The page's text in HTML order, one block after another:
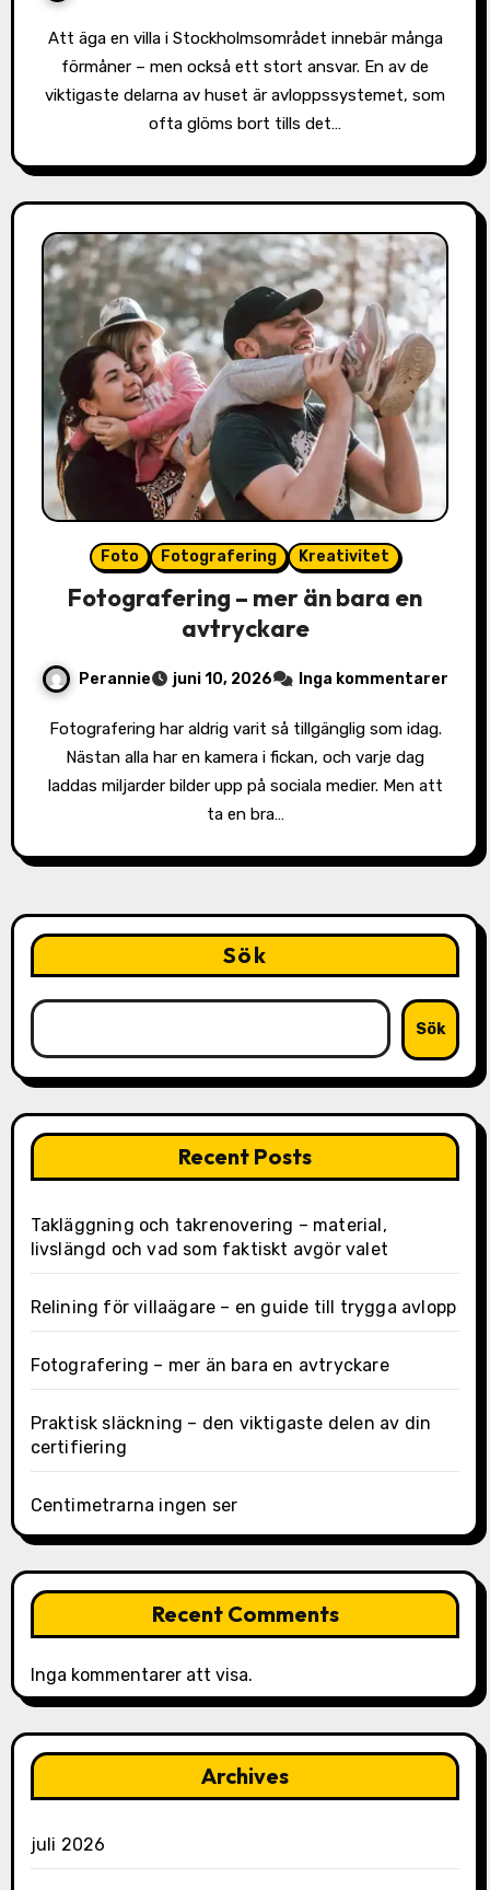
Att äga en villa i Stockholmsområdet innebär många
förmåner – men också ett stort ansvar. En av de
viktigaste delarna av huset är avloppssystemet, som
ofta glöms bort tills det…
Foto Fotografering Kreativitet
Fotografering – mer än bara en
avtryckare
Perannie juni 10, 2026 Inga kommentarer
Fotografering har aldrig varit så tillgänglig som idag.
Nästan alla har en kamera i fickan, och varje dag
laddas miljarder bilder upp på sociala medier. Men att
ta en bra…
Sök
Sök
Recent Posts
Takläggning och takrenovering – material,
livslängd och vad som faktiskt avgör valet
Relining för villaägare – en guide till trygga avlopp
Fotografering – mer än bara en avtryckare
Praktisk släckning – den viktigaste delen av din
certifiering
Centimetrarna ingen ser
Recent Comments
Inga kommentarer att visa.
Archives
juli 2026